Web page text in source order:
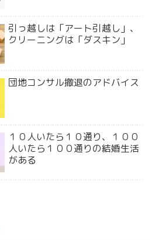
引っ越しは「アート引越し」、
クリーニングは「ダスキン」
団地コンサル撤退のアドバイス
１０人いたら１０通り、１００
人いたら１００通りの結婚生活
がある